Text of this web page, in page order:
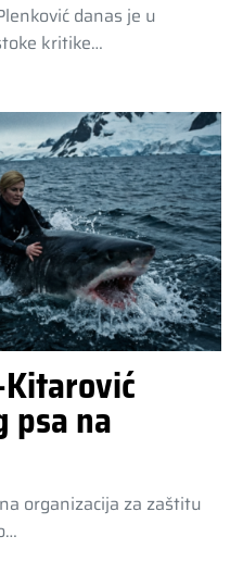
danas je u
kritike…
psa na
organizacija za zaštitu